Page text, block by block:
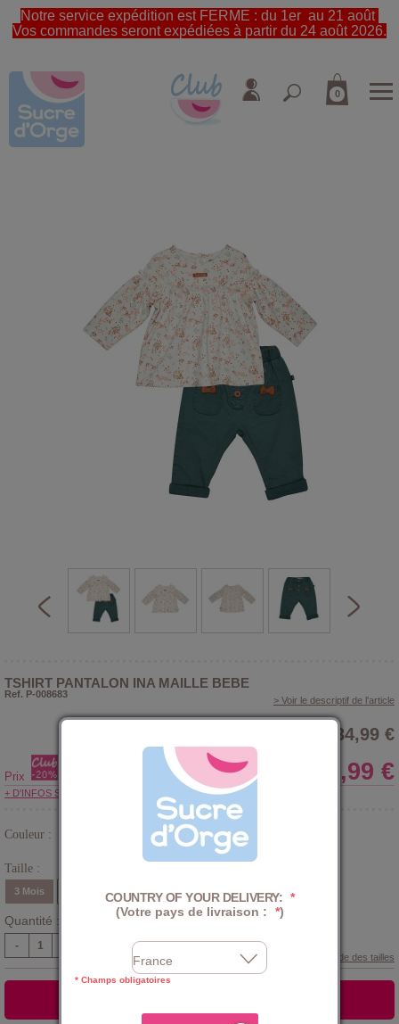
Notre service expédition est FERME : du 1er au 21 août
Vos commandes seront expédiées à partir du 24 août 2026.
0
TSHIRT PANTALON INA MAILLE BEBE
Ref. P-008683
> Voir le descriptif de l'article
34,99 €
Prix 27,99 €
+ D'INFOS SUR LE CLUB
Couleur :
Taille :
3 Mois 9 Mois 12 Mois 18 Mois 24 Mois
Quantité :
-
Guide des tailles
COUNTRY OF YOUR DELIVERY: *
(Votre pays de livraison :
*)
* Champs obligatoires